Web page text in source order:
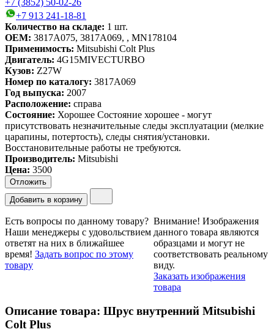
+7 (3852) 50-02-26
+7 913 241-18-81
Количество на складе: 1 шт.
OEM: 3817A075, 3817A069, , MN178104
Применимость: Mitsubishi Colt Plus
Двигатель: 4G15MIVECTURBO
Кузов: Z27W
Номер по каталогу: 3817A069
Год выпуска: 2007
Расположение: справа
Состояние: Хорошее Состояние хорошее - могут
присутствовать незначительные следы эксплуатации (мелкие
царапины, потертость), следы снятия/установки.
Восстановительные работы не требуются.
Производитель: Mitsubishi
Цена: 3500
Отложить
Добавить в корзину
Есть вопросы по данному товару?
Наши менеджеры с удовольствием
ответят на них в ближайшее
время! Задать вопрос по этому
товару
Внимание! Изображения
данного товара являются
образцами и могут не
соответствовать реальному
виду.
Заказать изображения
товара
Описание товара: Шрус внутренний Mitsubishi
Colt Plus